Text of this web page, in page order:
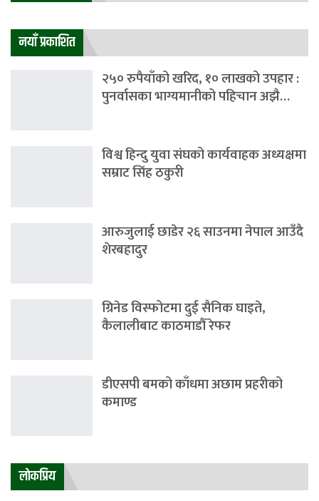
नयाँ प्रकाशित
२५० रुपैयाँको खरिद, १० लाखको उपहार :
पुनर्वासका भाग्यमानीको पहिचान अझै…
विश्व हिन्दु युवा संघको कार्यवाहक अध्यक्षमा
सम्राट सिंह ठकुरी
आरुजुलाई छाडेर २६ साउनमा नेपाल आउँदै
शेरबहादुर
ग्रिनेड विस्फोटमा दुई सैनिक घाइते,
कैलालीबाट काठमाडौँ रेफर
डीएसपी बमको काँधमा अछाम प्रहरीको
कमाण्ड
लाेकप्रिय